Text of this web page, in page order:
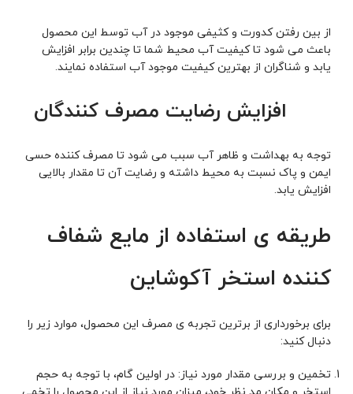
از بین رفتن کدورت و کثیفی موجود در آب توسط این محصول
باعث می شود تا کیفیت آب محیط شما تا چندین برابر افزایش
یابد و شناگران از بهترین کیفیت موجود آب استفاده نمایند.
­ افزایش رضایت مصرف کنندگان
توجه به بهداشت و ظاهر آب سبب می شود تا مصرف کننده حسی
ایمن و پاک نسبت به محیط داشته و رضایت آن تا مقدار بالایی
افزایش یابد.
طریقه ی استفاده از مایع شفاف
کننده استخر آکوشاین
برای برخورداری از برترین تجربه ی مصرف این محصول، موارد زیر را
دنبال کنید:
تخمین و بررسی مقدار مورد نیاز: در اولین گام، با توجه به حجم